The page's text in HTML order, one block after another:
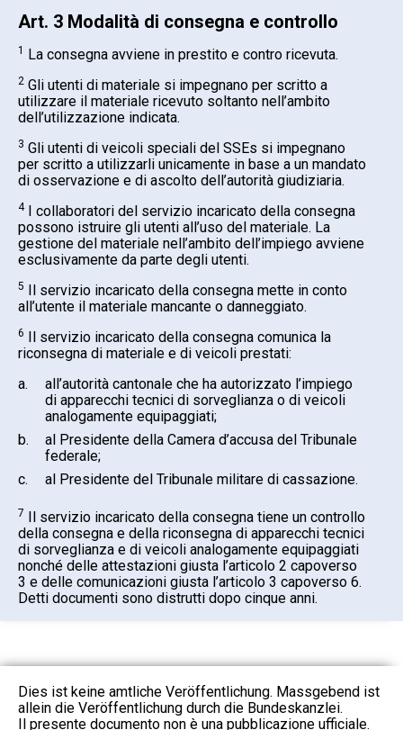
Art. 3 Modalità di consegna e controllo
1 La consegna avviene in prestito e contro ricevuta.
2 Gli utenti di materiale si impegnano per scritto a
utilizzare il materiale ricevuto soltanto nell’ambito
dell’utilizzazione indicata.
3 Gli utenti di veicoli speciali del SSEs si impegnano
per scritto a utilizzarli unicamente in base a un mandato
di osservazione e di ascolto dell’autorità giudiziaria.
4I collaboratori del servizio incaricato della consegna
possono istruire gli utenti all’uso del materiale. La
gestione del materiale nell’ambito dell’impiego avviene
esclusivamente da parte degli utenti.
5 Il servizio incaricato della consegna mette in conto
all’utente il materiale mancante o danneggiato.
6 Il servizio incaricato della consegna comunica la
riconsegna di materiale e di veicoli prestati:
a.
all’autorità cantonale che ha autorizzato l’impiego
di apparecchi tecnici di sorveglianza o di veicoli
analogamente equipaggiati;
b.
al Presidente della Camera d’accusa del Tribunale
federale;
c.
al Presidente del Tribunale militare di cassazione.
7 Il servizio incaricato della consegna tiene un controllo
della consegna e della riconsegna di apparecchi tecnici
di sorveglianza e di veicoli analogamente equipaggiati
nonché delle attestazioni giusta l’articolo 2 capoverso
3 e delle comunicazioni giusta l’articolo 3 capoverso 6.
Detti documenti sono distrutti dopo cinque anni.
Dies ist keine amtliche Veröffentlichung. Massgebend ist
allein die Veröffentlichung durch die Bundeskanzlei.
Il presente documento non è una pubblicazione ufficiale.